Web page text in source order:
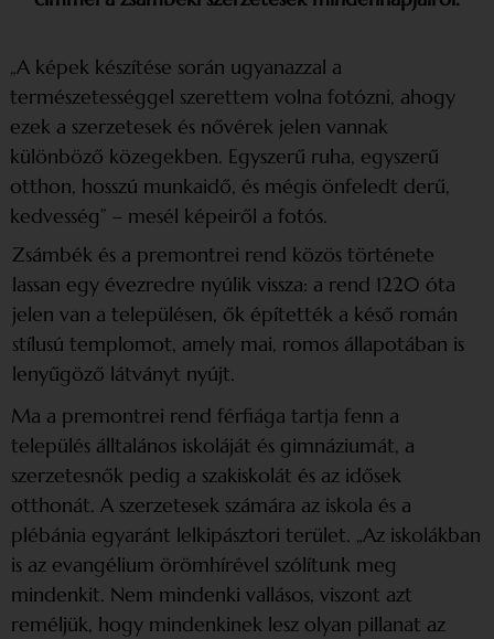
„A képek készítése során ugyanazzal a
természetességgel szerettem volna fotózni, ahogy
ezek a szerzetesek és nővérek jelen vannak
különböző közegekben. Egyszerű ruha, egyszerű
otthon, hosszú munkaidő, és mégis önfeledt derű,
kedvesség” – mesél képeiről a fotós.
Zsámbék és a premontrei rend közös története
lassan egy évezredre nyúlik vissza: a rend 1220 óta
jelen van a településen, ők építették a késő román
stílusú templomot, amely mai, romos állapotában is
lenyűgöző látványt nyújt.
Ma a premontrei rend férfiága tartja fenn a
település álltalános iskoláját és gimnáziumát, a
szerzetesnők pedig a szakiskolát és az idősek
otthonát. A szerzetesek számára az iskola és a
plébánia egyaránt lelkipásztori terület. „Az iskolákban
is az evangélium örömhírével szólítunk meg
mindenkit. Nem mindenki vallásos, viszont azt
reméljük, hogy mindenkinek lesz olyan pillanat az